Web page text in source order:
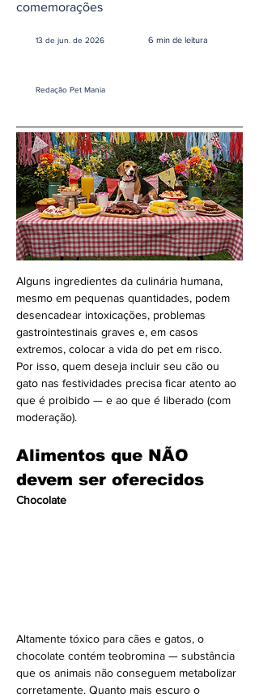
comemorações
13 de jun. de 2026 6 min de leitura
Redação Pet Mania
Alguns ingredientes da culinária humana,
mesmo em pequenas quantidades, podem
desencadear intoxicações, problemas
gastrointestinais graves e, em casos
extremos, colocar a vida do pet em risco.
Por isso, quem deseja incluir seu cão ou
gato nas festividades precisa ficar atento ao
que é proibido — e ao que é liberado (com
moderação).
Alimentos que NÃO
devem ser oferecidos
Chocolate
Altamente tóxico para cães e gatos, o
chocolate contém teobromina — substância
que os animais não conseguem metabolizar
corretamente. Quanto mais escuro o